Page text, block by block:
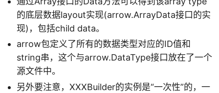
的底层数据layout实现(arrow.ArrayData接口的实
现)，包括child data。
arrow包定义了所有的数据类型对应的ID值和
string串，这个与arrow.DataType接口放在了一个
源文件中。
另外要注意，XXXBuilder的实例是“一次性”的，一